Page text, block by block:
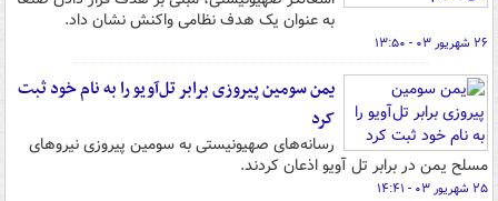
به عنوان یک هدف نظامی واکنش نشان داد.
۲۶ شهریور ۰۳ - ۱۳:۵۰
یمن سومین پیروزی برابر تل‌آویو را به نام خود ثبت
کرد
رسانه‌های صهیونیستی به سومین پیروزی نیروهای
مسلح یمن در برابر تل آویو اذعان کردند.
۲۵ شهریور ۰۳ - ۱۴:۴۱